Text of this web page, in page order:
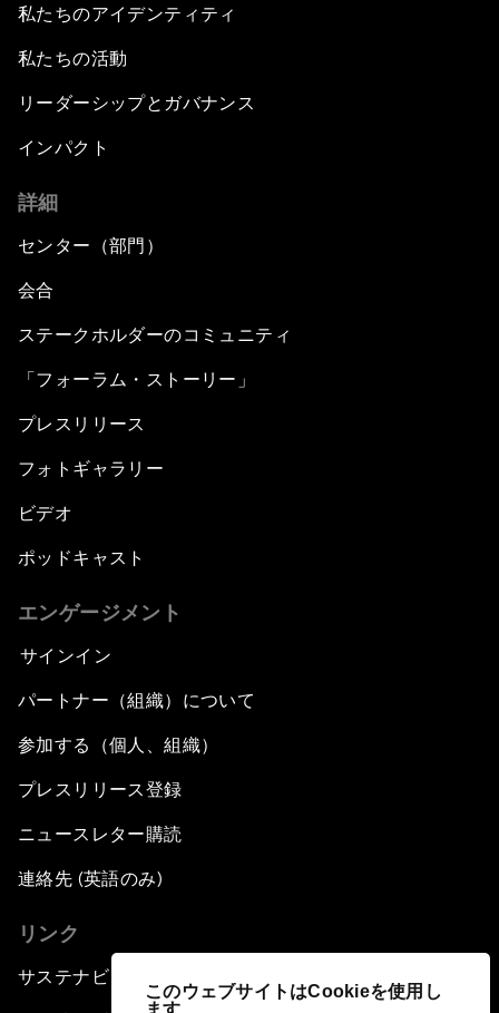
このウェブサイトはCookieを使用し
ます
私たちのアイデンティティ
私たちの活動
リーダーシップとガバナンス
インパクト
詳細
センター（部門）
会合
ステークホルダーのコミュニティ
「フォーラム・ストーリー」
プレスリリース
フォトギャラリー
ビデオ
ポッドキャスト
エンゲージメント
サインイン
パートナー（組織）について
参加する（個人、組織）
プレスリリース登録
ニュースレター購読
連絡先 (英語のみ)
リンク
サステナビリティへの取り組み